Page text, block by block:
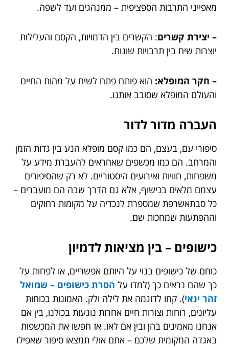
מאפייני התרבות הספציפית – ממנהגים ועד לשפה.
– יצירת קשרים: הקשרים בין הדמויות, הקסם והעלילות
יוצרות שיח בין תרבויות שונות.
– חקר המופלא: הוא פותח פתח לשיח על מהות החיים
והעולם המופלא שסובב אותנו.
העברה מדור לדור
סיפורי עם, בעצם, הם כמו קסם מופלא הנע בין גדות הזמן
והמרחב. הם כמו מכשפים שאחראים להעברת מידע על
משפחות, חוויות ואירועים היסטוריים. לא רק שהסיפורים
עצמם מלאים בכישוף, אלא גם הדרך שבה הם מועברים –
כל סבתאשרפת שמספרת לנכדיה על מקומות רחוקים
וההפתעות שמחכות שם.
כישופים – בין מציאות לדמיון
כוחם של כישופים בנוי על היותם אפשריים, או לפחות על
כך שהם נראים כך (למדו על הסרת כישופים – שמואל
זהר ינאי). קחו לדוגמה את לילה ולק. האמונות בכוחות
עליונים, רוחות וצורות חיים אחרות נוגעות בכולנו, בין אם
אנחנו מאמינים בהן ובין אם לאו. אז חפשו את המכשפות
באגדה המקומית שלכם – אתם אולי תמצאו סיפור שאפילו